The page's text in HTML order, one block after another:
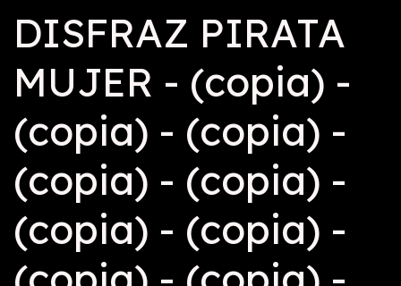
DISFRAZ PIRATA
MUJER - (copia) -
(copia) - (copia) -
(copia) - (copia) -
(copia) - (copia) -